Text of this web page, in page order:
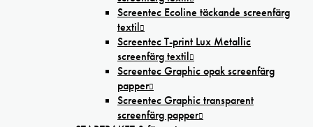
Screentec Ecoline täckande screenfärg
textil
Screentec T-print Lux Metallic
screenfärg textil
Screentec Graphic opak screenfärg
papper
Screentec Graphic transparent
screenfärg papper